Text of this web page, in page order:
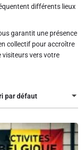
différents lieux
garantit une présence
collectif pour accroître
vers votre
par défaut